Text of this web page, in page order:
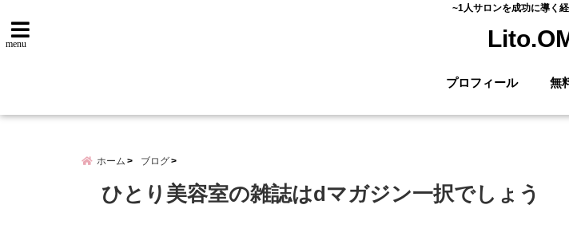
~1人サロンを成功に導く
menu
プロフィール 無
ホーム ブログ
ひとり美容室の雑誌はdマガジン一択でしょう